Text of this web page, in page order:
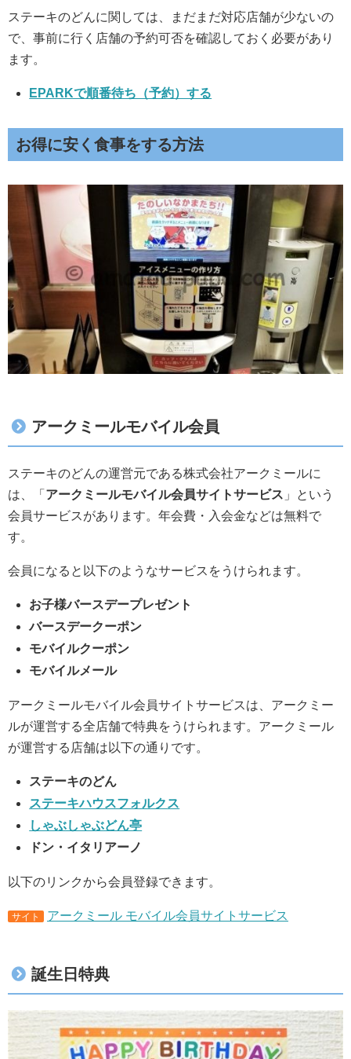
ステーキのどんに関しては、まだまだ対応店舗が少ないの
で、事前に行く店舗の予約可否を確認しておく必要があり
ます。
EPARKで順番待ち（予約）する
お得に安く食事をする方法
アークミールモバイル会員
ステーキのどんの運営元である株式会社アークミールに
は、「 アークミールモバイル会員サイトサービス 」という
会員サービスがあります。年会費・入会金などは無料で
す。
会員になると以下のようなサービスをうけられます。
お子様バースデープレゼント
バースデークーポン
モバイルクーポン
モバイルメール
アークミールモバイル会員サイトサービスは、アークミー
ルが運営する全店舗で特典をうけられます。アークミール
が運営する店舗は以下の通りです。
ステーキのどん
ステーキハウスフォルクス
しゃぶしゃぶどん亭
ドン・イタリアーノ
以下のリンクから会員登録できます。
サイト アークミール モバイル会員サイトサービス
誕生日特典